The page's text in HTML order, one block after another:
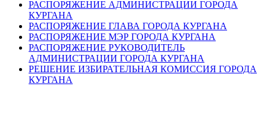
РАСПОРЯЖЕНИЕ АДМИНИСТРАЦИИ ГОРОДА
КУРГАНА
РАСПОРЯЖЕНИЕ ГЛАВА ГОРОДА КУРГАНА
РАСПОРЯЖЕНИЕ МЭР ГОРОДА КУРГАНА
РАСПОРЯЖЕНИЕ РУКОВОДИТЕЛЬ
АДМИНИСТРАЦИИ ГОРОДА КУРГАНА
РЕШЕНИЕ ИЗБИРАТЕЛЬНАЯ КОМИССИЯ ГОРОДА
КУРГАНА